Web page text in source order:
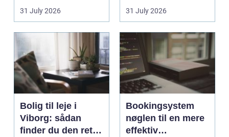
hjemmet. Flammerne
31 July 2026
København. Byen er
31 July 2026
Bolig til leje i
Viborg: sådan
finder du den rette
Bookingsystem
nøglen til en mere
effektiv